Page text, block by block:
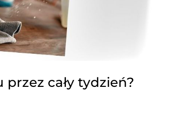
cały tydzień?